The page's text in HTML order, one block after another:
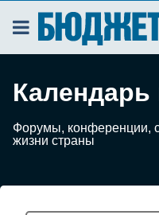
Форумы, конференции,
жизни страны